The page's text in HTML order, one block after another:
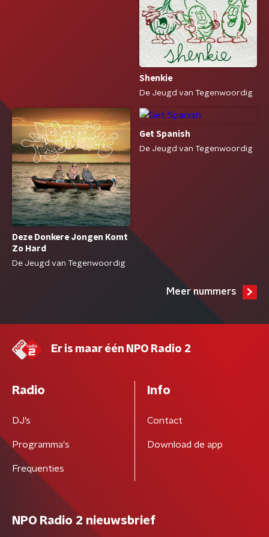
Shenkie
De Jeugd van Tegenwoordig
Deze Donkere Jongen Komt
Zo Hard
De Jeugd van Tegenwoordig
Get Spanish
De Jeugd van Tegenwoordig
Meer nummers
Er is maar één NPO Radio 2
Radio
DJ’s
Programma's
Frequenties
Info
Contact
Download de app
NPO Radio 2 nieuwsbrief